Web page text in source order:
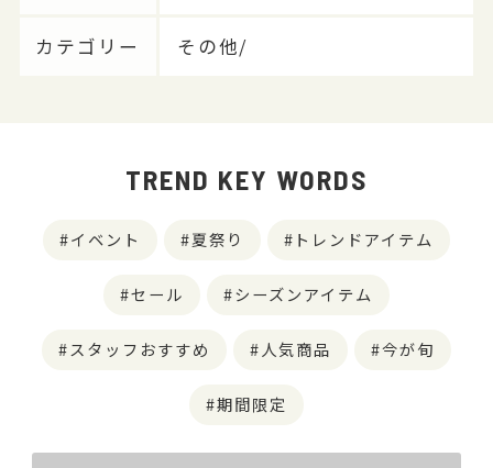
カテゴリー その他/
TREND KEY WORDS
イベント 夏祭り トレンドアイテム
セール シーズンアイテム
スタッフおすすめ 人気商品 今が旬
期間限定